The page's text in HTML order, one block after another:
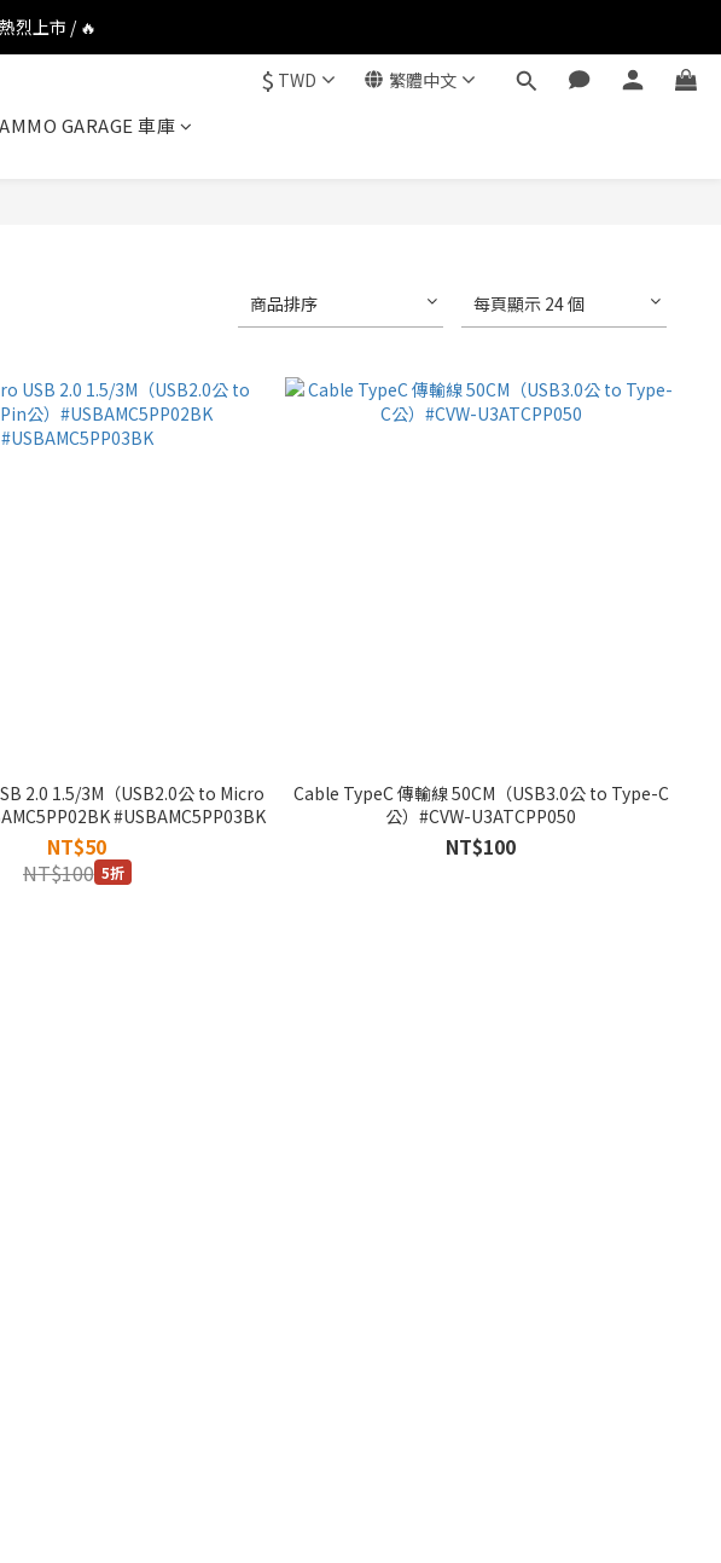
烈上市 / 🔥
烈上市 / 🔥
裝 \ 時尚上市 / 🔥
$ TWD 繁體中文
AMMO GARAGE 車庫
商品排序 每頁顯示 24 個
2.0 1.5/3M（USB2.0公 to Micro
#USBAMC5PP03BK
NT$50
NT$100 5折
Cable TypeC 傳輸線 50CM（USB3.0公 to Type-C
公）#CVW-U3ATCPP050
NT$100